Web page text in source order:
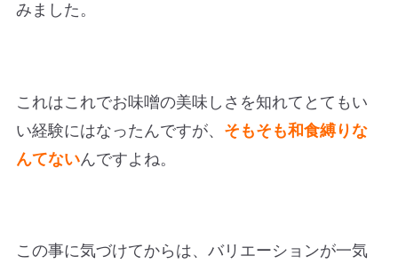
みました。
これはこれでお味噌の美味しさを知れてとてもい
い経験にはなったんですが、 そもそも和食縛りな
んてないんですよね。
この事に気づけてからは、バリエーションが一気